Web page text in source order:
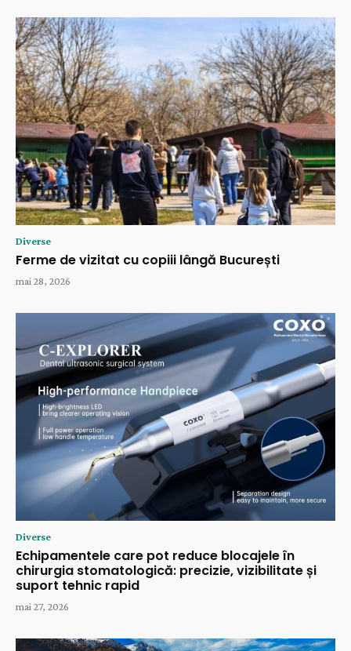
Diverse
Ferme de vizitat cu copiii lângă București
mai 28, 2026
Diverse
Echipamentele care pot reduce blocajele în
chirurgia stomatologică: precizie, vizibilitate și
suport tehnic rapid
mai 27, 2026